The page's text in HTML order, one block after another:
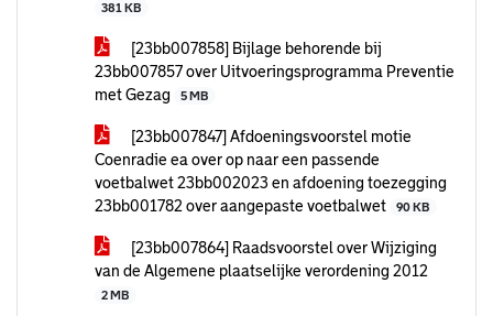
381 KB
[23bb007858] Bijlage behorende bij
23bb007857 over Uitvoeringsprogramma Preventie
met Gezag
5 MB
[23bb007847] Afdoeningsvoorstel motie
Coenradie ea over op naar een passende
voetbalwet 23bb002023 en afdoening toezegging
23bb001782 over aangepaste voetbalwet
90 KB
[23bb007864] Raadsvoorstel over Wijziging
van de Algemene plaatselijke verordening 2012
2 MB